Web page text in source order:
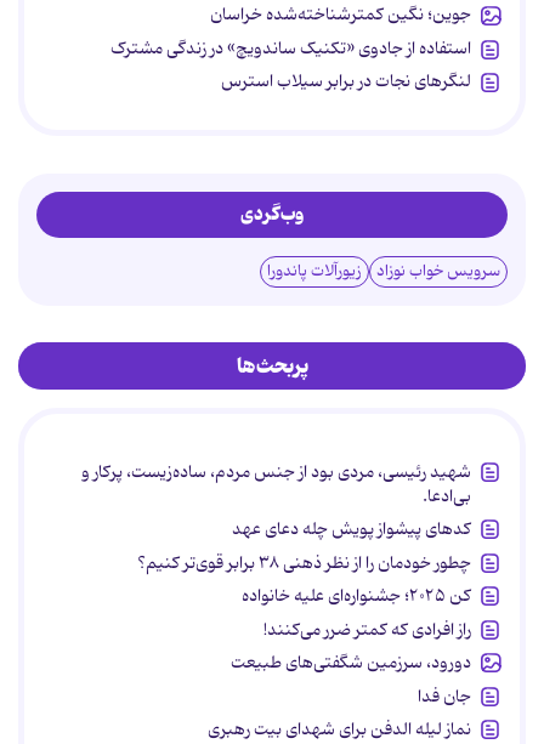
جوین؛ نگین کمترشناخته‌شده خراسان
استفاده از جادوی «تکنیک ساندویچ» در زندگی مشترک
لنگرهای نجات در برابر سیلاب استرس
وب‌گردی
سرویس خواب نوزاد زیورآلات پاندورا
پربحث‌ها
شهید رئیسی، مردی بود از جنس مردم، ساده‌زیست، پرکار و
بی‌ادعا.
کدهای پیشواز پویش چله دعای عهد
چطور خودمان را از نظر ذهنی ۳۸ برابر قوی‌تر کنیم؟
کن ۲۰۲۵؛ جشنواره‌ای علیه خانواده
راز افرادی که کمتر ضرر می‌کنند!
دورود، سرزمین شگفتی‌های طبیعت
جان فدا
نماز لیله الدفن برای شهدای بیت رهبری